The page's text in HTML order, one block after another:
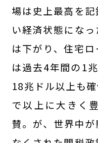
場は史上最高を
い経済状態にな
は下がり、住宅
は過去4年間の1
18兆ドル以上も
で以上に大きく
賛。が、世界中